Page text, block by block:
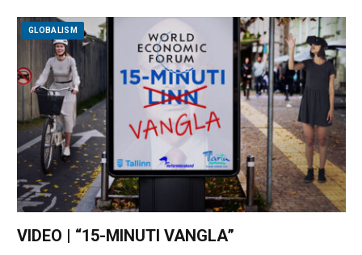
GLOBALISM
VIDEO | “15-MINUTI VANGLA”